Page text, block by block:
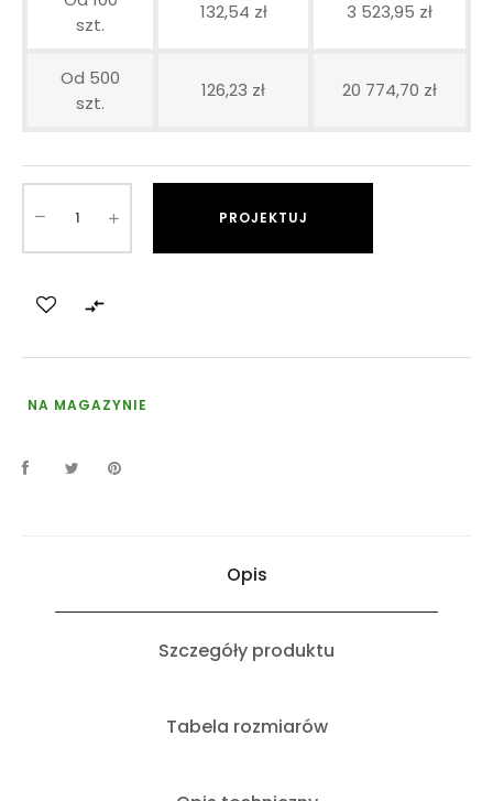
szt.
132,54 zł 3 523,95 zł
Od 500
szt.
126,23 zł 20 774,70 zł
PROJEKTUJ

NA MAGAZYNIE
Opis
Szczegóły produktu
Tabela rozmiarów